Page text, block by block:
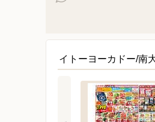
イトーヨーカドー/